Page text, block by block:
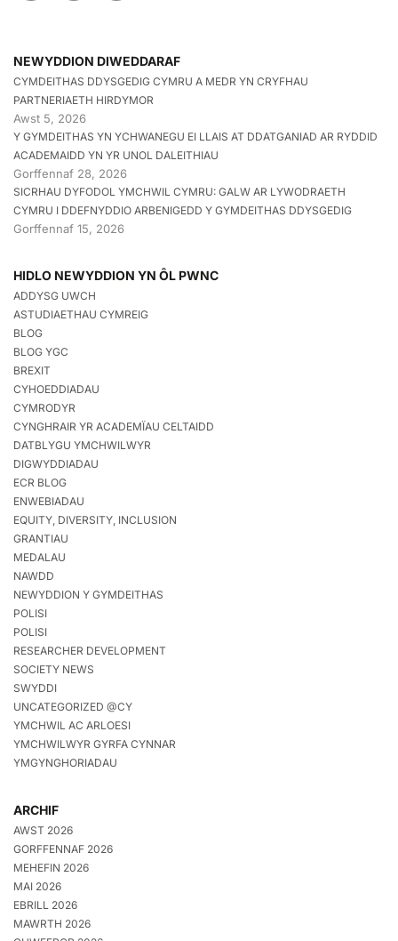
NEWYDDION DIWEDDARAF
CYMDEITHAS DDYSGEDIG CYMRU A MEDR YN CRYFHAU
PARTNERIAETH HIRDYMOR
Awst 5, 2026
Y GYMDEITHAS YN YCHWANEGU EI LLAIS AT DDATGANIAD AR RYDDID
ACADEMAIDD YN YR UNOL DALEITHIAU
Gorffennaf 28, 2026
SICRHAU DYFODOL YMCHWIL CYMRU: GALW AR LYWODRAETH
CYMRU I DDEFNYDDIO ARBENIGEDD Y GYMDEITHAS DDYSGEDIG
Gorffennaf 15, 2026
HIDLO NEWYDDION YN ÔL PWNC
ADDYSG UWCH
ASTUDIAETHAU CYMREIG
BLOG
BLOG YGC
BREXIT
CYHOEDDIADAU
CYMRODYR
CYNGHRAIR YR ACADEMÏAU CELTAIDD
DATBLYGU YMCHWILWYR
DIGWYDDIADAU
ECR BLOG
ENWEBIADAU
EQUITY, DIVERSITY, INCLUSION
GRANTIAU
MEDALAU
NAWDD
NEWYDDION Y GYMDEITHAS
POLISI
POLISI
RESEARCHER DEVELOPMENT
SOCIETY NEWS
SWYDDI
UNCATEGORIZED @CY
YMCHWIL AC ARLOESI
YMCHWILWYR GYRFA CYNNAR
YMGYNGHORIADAU
ARCHIF
AWST 2026
GORFFENNAF 2026
MEHEFIN 2026
MAI 2026
EBRILL 2026
MAWRTH 2026